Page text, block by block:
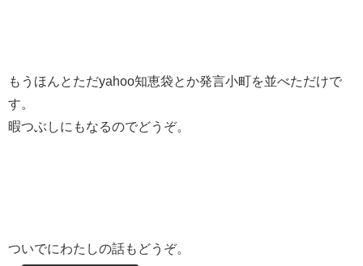
もうほんとただyahoo知恵袋とか発言小町を並べただけで
す。
暇つぶしにもなるのでどうぞ。
ついでにわたしの話もどうぞ。